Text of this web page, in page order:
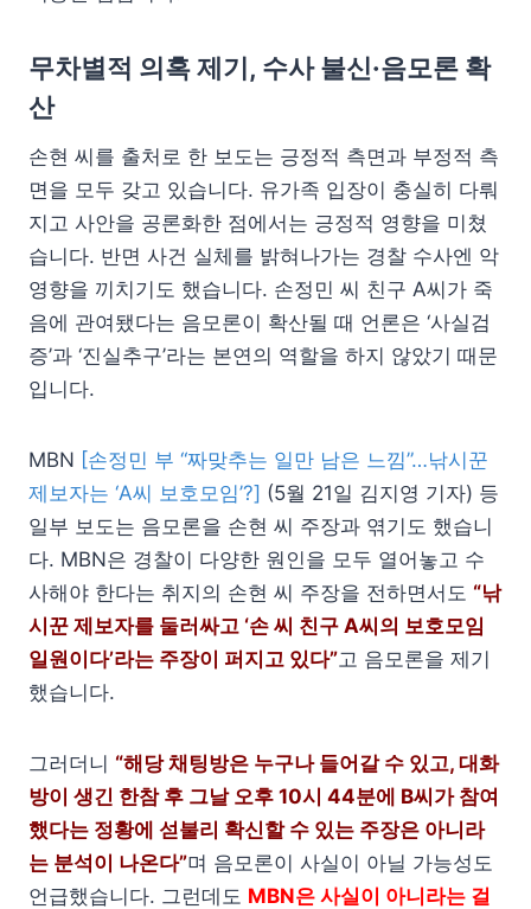
무차별적 의혹 제기, 수사 불신·음모론 확
산
손현 씨를 출처로 한 보도는 긍정적 측면과 부정적 측
면을 모두 갖고 있습니다. 유가족 입장이 충실히 다뤄
지고 사안을 공론화한 점에서는 긍정적 영향을 미쳤
습니다. 반면 사건 실체를 밝혀나가는 경찰 수사엔 악
영향을 끼치기도 했습니다. 손정민 씨 친구 A씨가 죽
음에 관여됐다는 음모론이 확산될 때 언론은 ‘사실검
증’과 ‘진실추구’라는 본연의 역할을 하지 않았기 때문
입니다.
MBN [손정민 부 “짜맞추는 일만 남은 느낌”…낚시꾼
제보자는 ‘A씨 보호모임’?] (5월 21일 김지영 기자) 등
일부 보도는 음모론을 손현 씨 주장과 엮기도 했습니
다. MBN은 경찰이 다양한 원인을 모두 열어놓고 수
사해야 한다는 취지의 손현 씨 주장을 전하면서도 “낚
시꾼 제보자를 둘러싸고 ‘손 씨 친구 A씨의 보호모임
일원이다’라는 주장이 퍼지고 있다”고 음모론을 제기
했습니다.
그러더니 “해당 채팅방은 누구나 들어갈 수 있고, 대화
방이 생긴 한참 후 그날 오후 10시 44분에 B씨가 참여
했다는 정황에 섣불리 확신할 수 있는 주장은 아니라
는 분석이 나온다”며 음모론이 사실이 아닐 가능성도
언급했습니다. 그런데도 MBN은 사실이 아니라는 걸